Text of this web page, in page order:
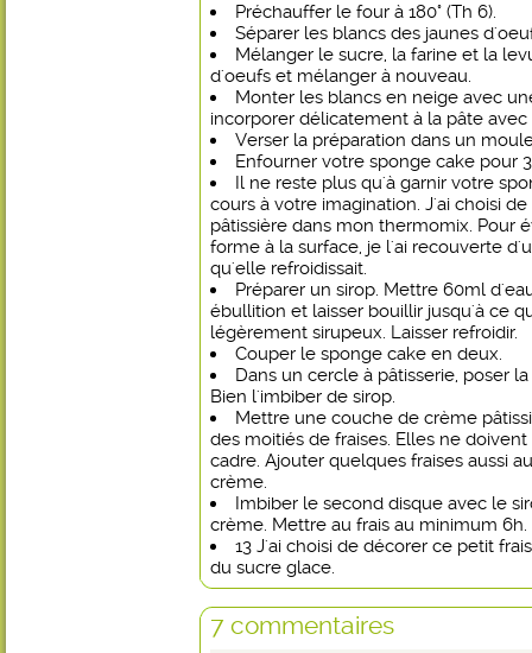
Préchauffer le four à 180° (Th 6).
Séparer les blancs des jaunes
Mélanger le sucre, la farine et la
d'oeufs et mélanger à nouveau.
Monter les blancs en neige avec
incorporer délicatement à la pâte avec
Verser la préparation dans un
Enfourner votre sponge cake pour
Il ne reste plus qu'à garnir votre
cours à votre imagination. J'ai choisi
pâtissière dans mon thermomix. Pour
forme à la surface, je l'ai recouverte
qu'elle refroidissait.
Préparer un sirop. Mettre 60ml
ébullition et laisser bouillir jusqu'à ce
légèrement sirupeux. Laisser refroidir.
Couper le sponge cake en deux.
Dans un cercle à pâtisserie, poser
Bien l'imbiber de sirop.
Mettre une couche de crème
des moitiés de fraises. Elles ne
cadre. Ajouter quelques fraises aussi
crème.
Imbiber le second disque avec le
crème. Mettre au frais au minimum 6h.
13 J'ai choisi de décorer ce petit
du sucre glace.
7 commentaires